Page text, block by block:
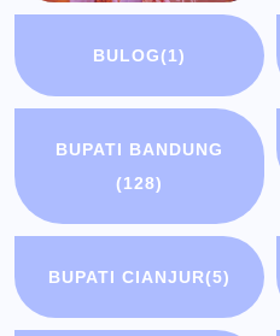
BULOG(1)
BUPATI BANDUNG
(128)
BUPATI CIANJUR(5)